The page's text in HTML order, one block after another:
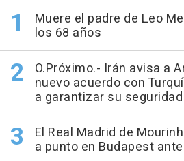
Muere el padre de Leo
los 68 años
O.Próximo.- Irán avisa a
nuevo acuerdo con
a garantizar su seguridad
El Real Madrid de
a punto en Budapest